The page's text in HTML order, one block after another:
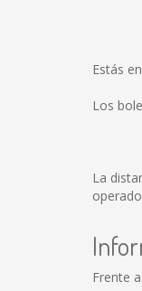
Estás
Los
La
Frente